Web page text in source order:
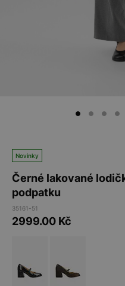
Novinky
Černé lakované
podpatku
35161-51
2999.00 Kč